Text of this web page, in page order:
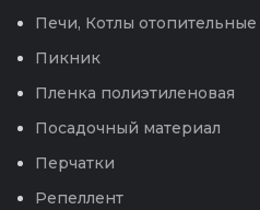
Печи, Котлы отопительные
Пикник
Пленка полиэтиленовая
Посадочный материал
Перчатки
Репеллент